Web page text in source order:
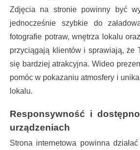
Zdjęcia na stronie powinny być
jednocześnie szybkie do
fotografie potraw, wnętrza lokalu
przyciągają klientów i sprawiają, że
się bardziej atrakcyjna. Wideo
pomóc w pokazaniu atmosfery i
lokalu.
Responsywność i
urządzeniach
Strona internetowa powinna